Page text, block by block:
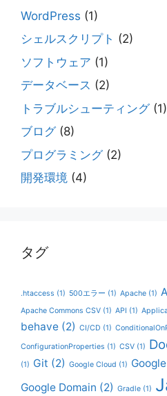
WordPress (1)
シェルスクリプト (2)
ソフトウェア (1)
データベース (2)
トラブルシューティング(1)
ブログ(8)
プログラミング(2)
開発環境 (4)
タグ
.htaccess (1) 500エラー (1) Apache (1)
Apache Commons CSV (1) API (1)
behave (2) CI/CD (1)
ConfigurationProperties (1) CSV (1)
(1) Git (2) Google Cloud (1)
Google Domain (2) Gradle (1)